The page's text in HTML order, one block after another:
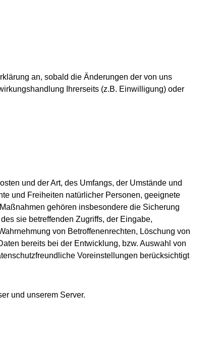
an, sobald die Änderungen der von uns
Ihrerseits (z.B. Einwilligung) oder
und der Art, des Umfangs, der Umstände und
und Freiheiten natürlicher Personen, geeignete
gehören insbesondere die Sicherung
sie betreffenden Zugriffs, der Eingabe,
von Betroffenenrechten, Löschung von
bereits bei der Entwicklung, bzw. Auswahl von
Voreinstellungen berücksichtigt
und unserem Server.